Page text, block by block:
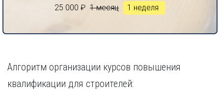
25 000 ₽ 1 месяц 1 неделя
Алгоритм организации курсов повышения
квалификации для строителей: